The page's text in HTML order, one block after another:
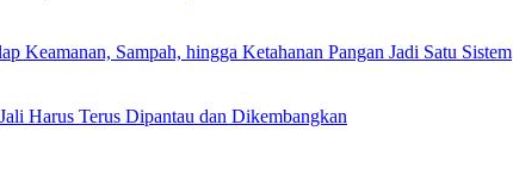
Sampah, hingga Ketahanan Pangan Jadi Satu Sistem
Harus Terus Dipantau dan Dikembangkan